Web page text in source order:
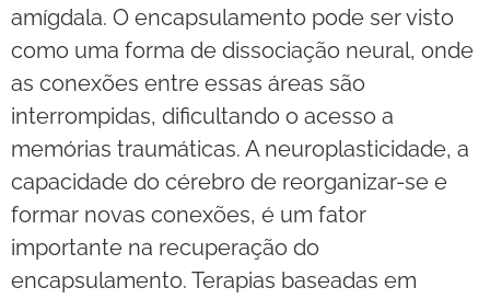
amígdala. O encapsulamento pode ser visto
como uma forma de dissociação neural, onde
as conexões entre essas áreas são
interrompidas, dificultando o acesso a
memórias traumáticas. A neuroplasticidade, a
capacidade do cérebro de reorganizar-se e
formar novas conexões, é um fator
importante na recuperação do
encapsulamento. Terapias baseadas em